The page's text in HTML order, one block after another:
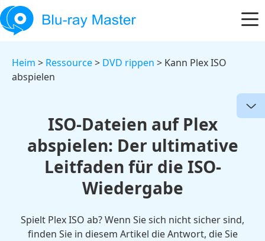
Heim > Ressource> DVD rippen > Kann Plex ISO
abspielen
ISO-Dateien auf Plex
abspielen: Der ultimative
Leitfaden für die ISO-
Wiedergabe
Spielt Plex ISO ab? Wenn Sie sich nicht sicher sind,
finden Sie in diesem Artikel die Antwort, die Sie